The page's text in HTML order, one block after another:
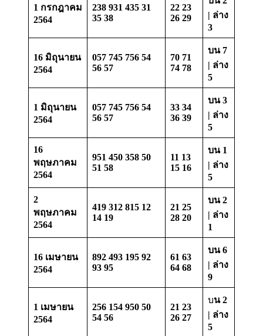
1 กรกฎาคม
2564
238 931 435 31
35 38
22 23
26 29
| ล่าง
3
16 มิถุนายน
2564
057 745 756 54
56 57
70 71
74 78
บน 7
| ล่าง
5
1 มิถุนายน
2564
057 745 756 54
56 57
33 34
36 39
บน 3
| ล่าง
5
16
พฤษภาคม
2564
951 450 358 50
51 58
11 13
15 16
บน 1
| ล่าง
5
2
พฤษภาคม
2564
419 312 815 12
14 19
21 25
28 20
บน 2
| ล่าง
1
16 เมษายน
2564
892 493 195 92
93 95
61 63
64 68
บน 6
| ล่าง
9
1 เมษายน
2564
256 154 950 50
54 56
21 23
26 27
บน 2
| ล่าง
5